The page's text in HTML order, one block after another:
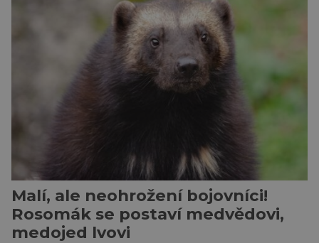
ostrově Tasmánie, si však takovou nálepku
vůbec nezaslouží. Fakticky se totiž spíše než o
zákeřné a nebezpečné vzteklouny jedná o
plaché živočichy. Velikostně […]
Malí, ale neohrožení bojovníci!
Rosomák se postaví medvědovi,
medojed lvovi